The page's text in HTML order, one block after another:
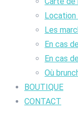
Location
Les
En cas
En cas
Où
BOUTIQUE
CONTACT